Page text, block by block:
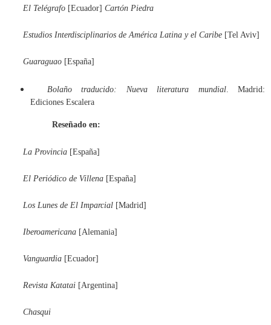
El Telégrafo [Ecuador] Cartón Piedra
Estudios Interdisciplinarios de América Latina y el Caribe [Tel Aviv]
Guaraguao [España]
Bolaño traducido: Nueva literatura mundial. Madrid:
Ediciones Escalera
Reseñado en:
La Provincia [España]
El Periódico de Villena [España]
Los Lunes de El Imparcial [Madrid]
Iberoamericana [Alemania]
Vanguardia [Ecuador]
Revista Katatai [Argentina]
Chasqui